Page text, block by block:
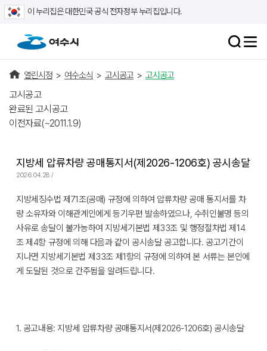
이 누리집은 대한민국 공식 전자정부 누리집입니다.
열린시정 > 여수소식 > 고시공고 > 고시공고
고시공고
완료된 고시공고
이전자료(~2011.1.9)
지방세 압류차량 공매통지서(제2026-1206호) 공시송달
2026.04.28 /
지방세징수법 제71조(공매) 규정에 의하여 압류차량 공매 통지서를 차
량 소유자와 이해관계인에게 등기우편 발송하였으나, 수취인불명 등의
사유로 송달이 불가능하여 지방세기본법 제33조 및 행정절차법 제14
조 제4항 규정에 의해 다음과 같이 공시송달 공고합니다. 공고기간이
지나면 지방세기본법 제33조 제1항의 규정에 의하여 본 서류는 본인에
게 도달된 것으로 간주됨을 알려드립니다.
1. 공고내용: 지방세 압류차량 공매통지서(제2026-1206호) 공시송달